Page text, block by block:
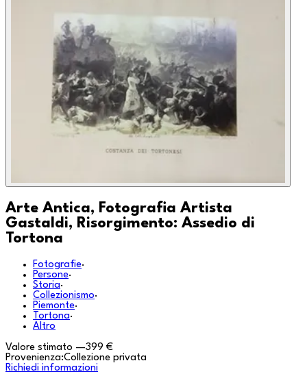
Arte Antica, Fotografia Artista
Gastaldi, Risorgimento: Assedio di
Tortona
Fotografie·
Persone·
Storia·
Collezionismo·
Piemonte·
Tortona·
Altro
Valore stimato —399 €
Provenienza:Collezione privata
Richiedi informazioni